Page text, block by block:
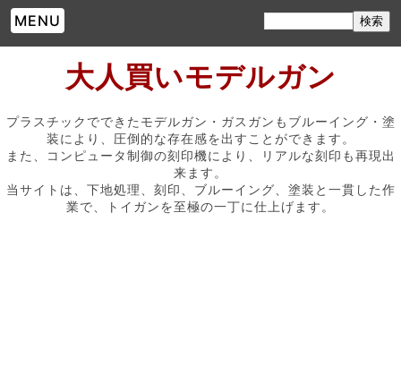
MENU
大人買いモデルガン
プラスチックでできたモデルガン・ガスガンもブルーイング・塗
装により、圧倒的な存在感を出すことができます。
また、コンピュータ制御の刻印機により、リアルな刻印も再現出
来ます。
当サイトは、下地処理、刻印、ブルーイング、塗装と一貫した作
業で、トイガンを至極の一丁に仕上げます。